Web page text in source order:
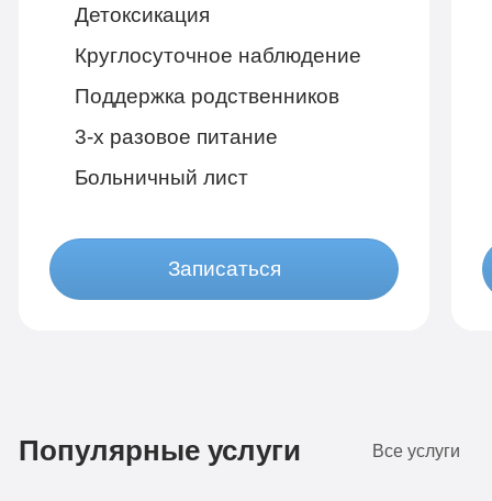
Детоксикация
Круглосуточное наблюдение
Поддержка родственников
3-х разовое питание
Больничный лист
Записаться
4-х местная комната
Популярные услуги Все услуги